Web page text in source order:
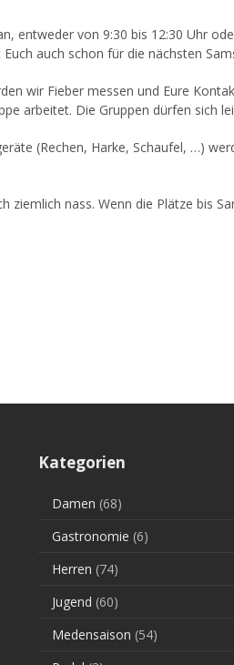
entweder von 9:30 bis 12:30 Uhr
auch schon für die nächsten
wir Fieber messen und Eure
arbeitet. Die Gruppen dürfen sich
(Rechen, Harke, Schaufel, …)
ziemlich nass. Wenn die Plätze bis
Kategorien
Damen (68)
Gastronomie (6)
Herren (74)
Jugend (60)
Medensaison (54)